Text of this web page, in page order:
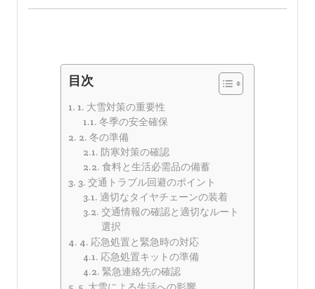
目次
1. 大雪対策の重要性
冬季の安全確保
2. 冬の準備
防寒対策の確認
食料と生活必需品の備蓄
3. 交通トラブル回避のポイント
適切なタイヤチェーンの装着
交通情報の確認と適切なルート
選択
4. 応急処置と緊急時の対応
応急処置キットの準備
緊急連絡先の確認